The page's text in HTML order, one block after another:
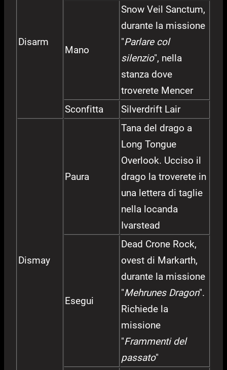
Disarm
Mano
Snow Veil Sanctum,
durante la missione
"Parlare col
silenzio", nella
stanza dove
troverete Mencer
Sconfitta
Silverdrift Lair
Dismay
Paura
Tana del drago a
Long Tongue
Overlook. Ucciso il
drago la troverete in
una lettera di taglie
nella locanda
Ivarstead
Esegui
Dead Crone Rock,
ovest di Markarth,
durante la missione
"Mehrunes Dragon".
Richiede la
missione
"Frammenti del
passato"